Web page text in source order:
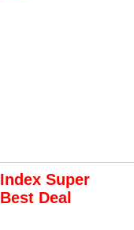
Index Super
Best Deal